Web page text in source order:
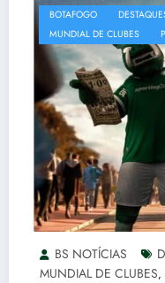
BOTAFOGO
MUNDIAL DE CLUBES
BS NOTÍCIAS
MUNDIAL DE CLUBES,